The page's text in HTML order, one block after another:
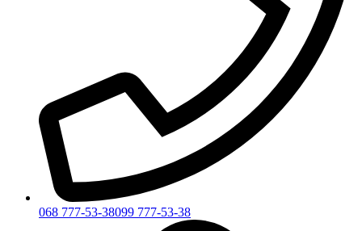
068 777-53-38099 777-53-38